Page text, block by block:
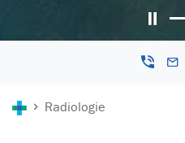
Radiologie